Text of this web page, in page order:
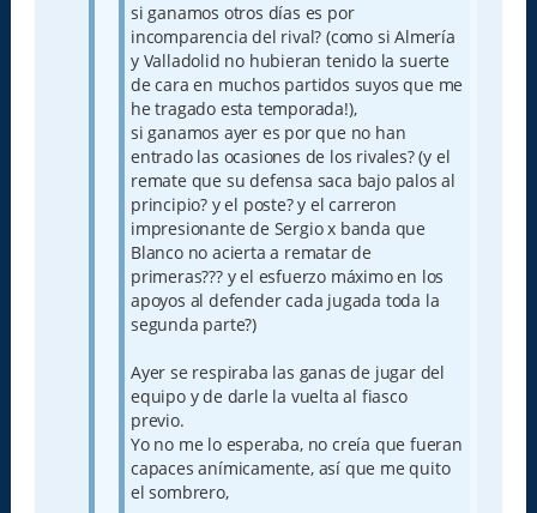
si ganamos otros días es por
incomparencia del rival? (como si Almería
y Valladolid no hubieran tenido la suerte
de cara en muchos partidos suyos que me
he tragado esta temporada!),
si ganamos ayer es por que no han
entrado las ocasiones de los rivales? (y el
remate que su defensa saca bajo palos al
principio? y el poste? y el carreron
impresionante de Sergio x banda que
Blanco no acierta a rematar de
primeras??? y el esfuerzo máximo en los
apoyos al defender cada jugada toda la
segunda parte?)
Ayer se respiraba las ganas de jugar del
equipo y de darle la vuelta al fiasco
previo.
Yo no me lo esperaba, no creía que fueran
capaces anímicamente, así que me quito
el sombrero,